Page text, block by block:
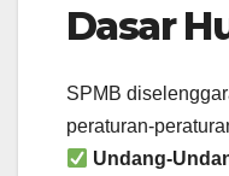
Dasar
SPMB
peraturan-
Undang-